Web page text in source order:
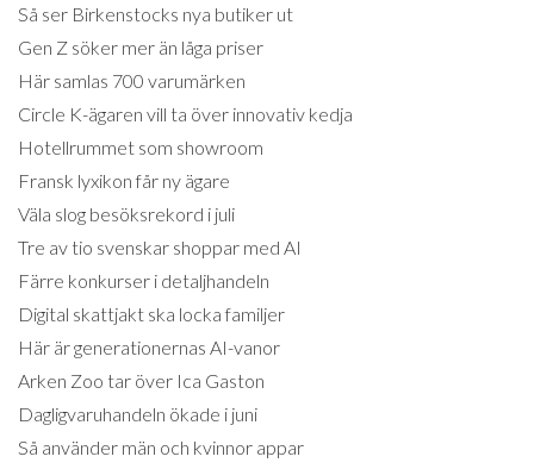
Så ser Birkenstocks nya butiker ut
Gen Z söker mer än låga priser
Här samlas 700 varumärken
Circle K-ägaren vill ta över innovativ kedja
Hotellrummet som showroom
Fransk lyxikon får ny ägare
Väla slog besöksrekord i juli
Tre av tio svenskar shoppar med AI
Färre konkurser i detaljhandeln
Digital skattjakt ska locka familjer
Här är generationernas AI-vanor
Arken Zoo tar över Ica Gaston
Dagligvaruhandeln ökade i juni
Så använder män och kvinnor appar